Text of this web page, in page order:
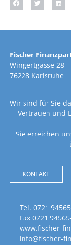
Fischer
Wingertgasse 28
76228 Karlsruhe
Wir sind für Sie
Vertrauen und
Sie erreichen
KONTAKT
Tel. 0721
Fax 0721
www.fischer-
info@fischer-